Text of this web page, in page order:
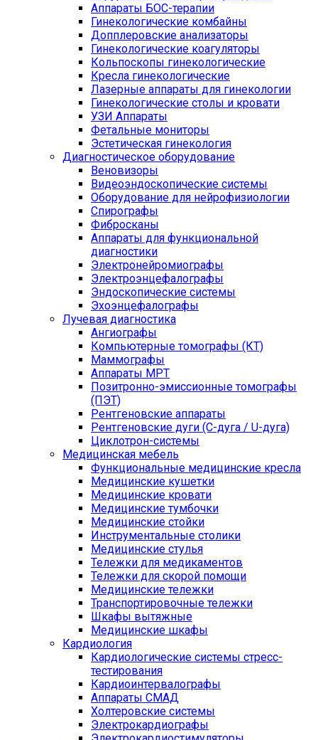
Аппараты БОС-терапии
Гинекологические комбайны
Допплеровские анализаторы
Гинекологические коагуляторы
Кольпоскопы гинекологические
Кресла гинекологические
Лазерные аппараты для гинекологии
Гинекологические столы и кровати
УЗИ Аппараты
Фетальные мониторы
Эстетическая гинекология
Диагностическое оборудование
Веновизоры
Видеоэндоскопические системы
Оборудование для нейрофизиологии
Спирографы
Фибросканы
Аппараты для функциональной
диагностики
Электронейромиографы
Электроэнцефалографы
Эндоскопические системы
Эхоэнцефалографы
Лучевая диагностика
Ангиографы
Компьютерные томографы (КТ)
Маммографы
Аппараты МРТ
Позитронно-эмиссионные томографы
(ПЭТ)
Рентгеновские аппараты
Рентгеновские дуги (С-дуга / U-дуга)
Циклотрон-системы
Медицинская мебель
Функциональные медицинские кресла
Медицинские кушетки
Медицинские кровати
Медицинские тумбочки
Медицинские стойки
Инструментальные столики
Медицинские стулья
Тележки для медикаментов
Тележки для скорой помощи
Медицинские тележки
Транспортировочные тележки
Шкафы вытяжные
Медицинские шкафы
Кардиология
Кардиологические системы стресс-
тестирования
Кардиоинтервалографы
Аппараты СМАД
Холтеровские системы
Электрокардиографы